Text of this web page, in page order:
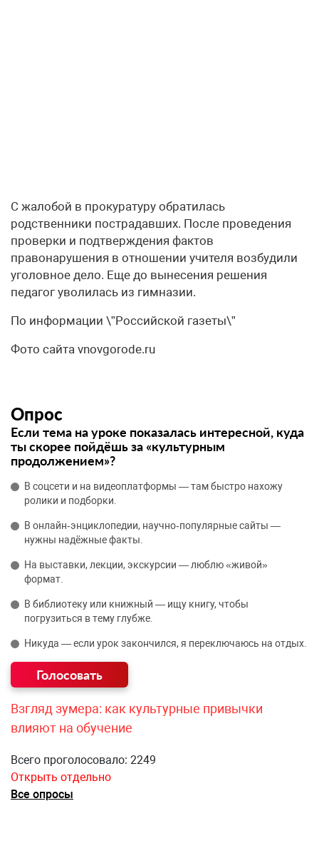
С жалобой в прокуратуру обратилась
родственники пострадавших. После проведения
проверки и подтверждения фактов
правонарушения в отношении учителя возбудили
уголовное дело. Еще до вынесения решения
педагог уволилась из гимназии.
По информации \”Российской газеты\”
Фото сайта vnovgorode.ru
Опрос
Если тема на уроке показалась интересной, куда
ты скорее пойдёшь за «культурным
продолжением»?
В соцсети и на видеоплатформы — там быстро нахожу
ролики и подборки.
В онлайн‑энциклопедии, научно‑популярные сайты —
нужны надёжные факты.
На выставки, лекции, экскурсии — люблю «живой»
формат.
В библиотеку или книжный — ищу книгу, чтобы
погрузиться в тему глубже.
Никуда — если урок закончился, я переключаюсь на отдых.
Взгляд зумера: как культурные привычки
влияют на обучение
Всего проголосовало: 2249
Открыть отдельно
Все опросы